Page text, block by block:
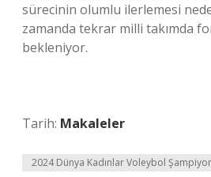
sürecinin olumlu ilerlemesi
zamanda tekrar milli takımda
bekleniyor.
Tarih: Makaleler
2024 Dünya Kadınlar Voleybol